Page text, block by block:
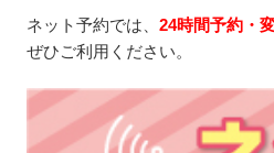
ネット予約では、 24時間予約・
ぜひご利用ください。